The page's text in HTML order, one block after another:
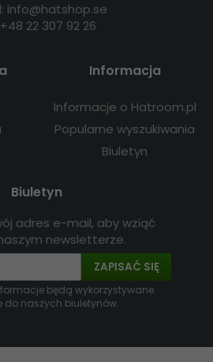
info@hatshop.se
22 307 92 26
Informacja
Informacje o Hatroom.pl
Popularne wyszukiwania
Biuletyn
Biuletyn
adres e-mail, aby wziąć
newsletterze.
ZAPISAĆ SIĘ
będą wykorzystywane
do naszych biuletynów.